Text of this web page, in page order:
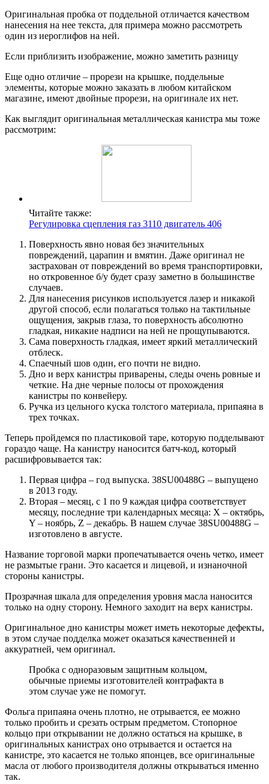
Оригинальная пробка от поддельной отличается качеством
нанесения на нее текста, для примера можно рассмотреть
один из иероглифов на ней.
Если приблизить изображение, можно заметить разницу
Еще одно отличие – прорези на крышке, поддельные
элементы, которые можно заказать в любом китайском
магазине, имеют двойные прорези, на оригинале их нет.
Как выглядит оригинальная металлическая канистра мы тоже
рассмотрим:
Читайте также:
Регулировка сцепления газ 3110 двигатель 406
Поверхность явно новая без значительных
повреждений, царапин и вмятин. Даже оригинал не
застрахован от повреждений во время транспортировки,
но откровенное б/у будет сразу заметно в большинстве
случаев.
Для нанесения рисунков используется лазер и никакой
другой способ, если полагаться только на тактильные
ощущения, закрыв глаза, то поверхность абсолютно
гладкая, никакие надписи на ней не прощупываются.
Сама поверхность гладкая, имеет яркий металлический
отблеск.
Спаечный шов один, его почти не видно.
Дно и верх канистры приварены, следы очень ровные и
четкие. На дне черные полосы от прохождения
канистры по конвейеру.
Ручка из цельного куска толстого материала, припаяна в
трех точках.
Теперь пройдемся по пластиковой таре, которую подделывают
гораздо чаще. На канистру наносится батч-код, который
расшифровывается так:
Первая цифра – год выпуска. 38SU00488G – выпущено
в 2013 году.
Вторая – месяц, с 1 по 9 каждая цифра соответствует
месяцу, последние три календарных месяца: X – октябрь,
Y – ноябрь, Z – декабрь. В нашем случае 38SU00488G –
изготовлено в августе.
Название торговой марки пропечатывается очень четко, имеет
не размытые грани. Это касается и лицевой, и изнаночной
стороны канистры.
Прозрачная шкала для определения уровня масла наносится
только на одну сторону. Немного заходит на верх канистры.
Оригинальное дно канистры может иметь некоторые дефекты,
в этом случае подделка может оказаться качественней и
аккуратней, чем оригинал.
Пробка с одноразовым защитным кольцом,
обычные приемы изготовителей контрафакта в
этом случае уже не помогут.
Фольга припаяна очень плотно, не отрывается, ее можно
только пробить и срезать острым предметом. Стопорное
кольцо при открывании не должно остаться на крышке, в
оригинальных канистрах оно отрывается и остается на
канистре, это касается не только японцев, все оригинальные
масла от любого производителя должны открываться именно
так.